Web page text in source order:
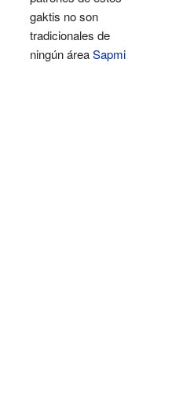
gaktis no son
tradicionales de
ningún áreaSapmi